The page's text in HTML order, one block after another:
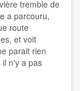
tremble de
a parcouru,
route
et voit
parait rien
n'y a pas